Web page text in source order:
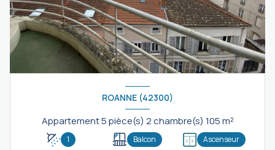
ROANNE (42300)
Appartement 5 pièce(s) 2 chambre(s) 105 m²
1 Balcon Ascenseur